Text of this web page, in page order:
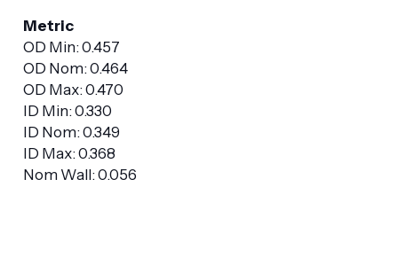
Metric
OD Min: 0.457
OD Nom: 0.464
OD Max: 0.470
ID Min: 0.330
ID Nom: 0.349
ID Max: 0.368
Nom Wall: 0.056